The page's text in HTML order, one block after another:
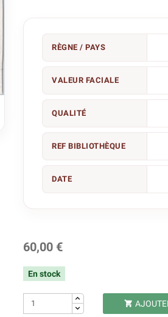
RÈGNE / PAYS
VALEUR FACIALE
QUALITÉ
REF BIBLIOTHÈQUE
DATE
60,00 €
En stock
